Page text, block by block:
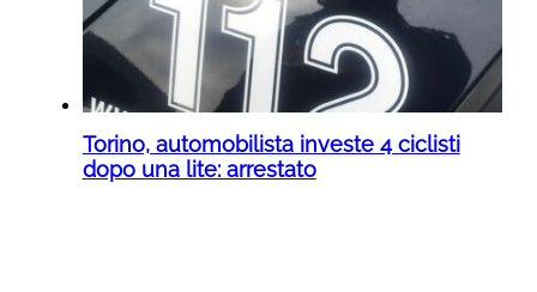
Torino, automobilista investe 4 ciclisti
dopo una lite: arrestato